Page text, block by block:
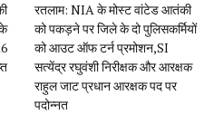
रतलाम: NIA के मोस्ट वांटेड आतंकी
को पकड़ने पर जिले के दो पुलिसकर्मियों
को आउट ऑफ टर्न प्रमोशन,SI
सत्येंद्र रघुवंशी निरीक्षक और आरक्षक
राहुल जाट प्रधान आरक्षक पद पर
पदोन्नत